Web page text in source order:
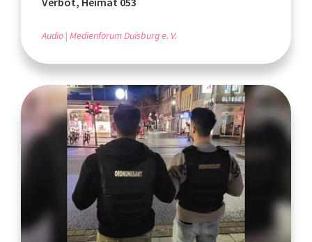
Audio Medienforum Duisburg e. V.